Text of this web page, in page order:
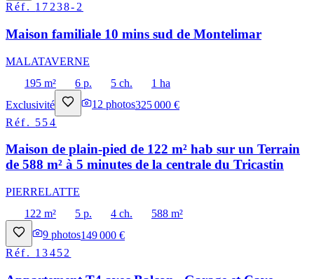
Réf. 17238-2
Maison familiale 10 mins sud de Montelimar
MALATAVERNE
195 m²
6 p. 5 ch.
1 ha
Exclusivité
12 photos325 000 €
Réf. 554
Maison de plain-pied de 122 m² hab sur un Terrain
de 588 m² à 5 minutes de la centrale du Tricastin
PIERRELATTE
122 m²
5 p. 4 ch.
588 m²
9 photos149 000 €
Réf. 13452